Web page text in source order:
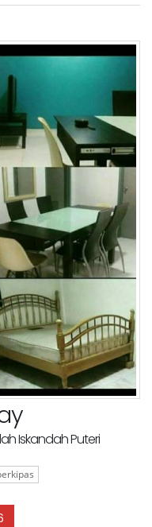
Iskandah Puteri